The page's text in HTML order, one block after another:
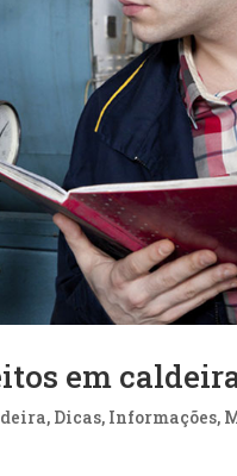
em
, Dicas, Informações,